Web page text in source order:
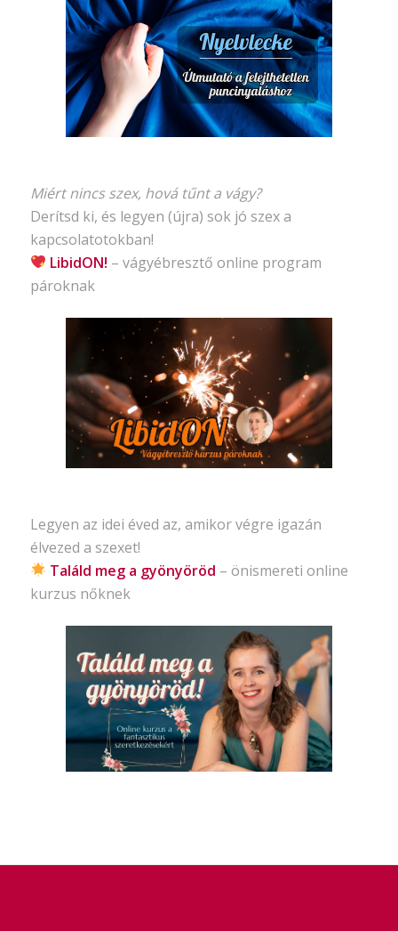
Miért nincs szex, hová tűnt a vágy?
Derítsd ki, és legyen (újra) sok jó szex a
kapcsolatotokban!
LibidON! – vágyébresztő online program
pároknak
Legyen az idei éved az, amikor végre igazán
élvezed a szexet!
Találd meg a gyönyöröd – önismereti online
kurzus nőknek